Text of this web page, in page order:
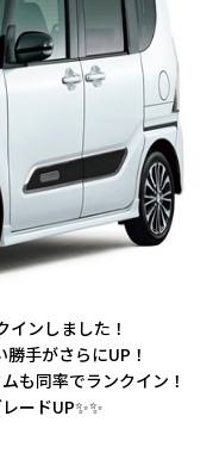
ンしました！
手がさらにUP！
も同率でランクイン！
ードUP✨✨